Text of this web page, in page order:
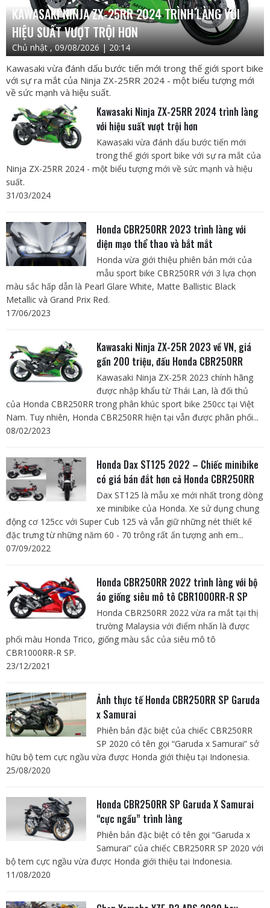
KAWASAKI NINJA ZX-25RR 2024 TRÌNH LÀNG VỚI
HIỆU SUẤT VƯỢT TRỘI HƠN
Chủ nhật , 09/08/2026 | 20:14
Kawasaki vừa đánh dấu bước tiến mới trong thế giới sport bike
với sự ra mắt của Ninja ZX-25RR 2024 - một biểu tượng mới
về sức mạnh và hiệu suất.
Kawasaki Ninja ZX-25RR 2024 trình làng
với hiệu suất vượt trội hơn
Kawasaki vừa đánh dấu bước tiến mới
trong thế giới sport bike với sự ra mắt của
Ninja ZX-25RR 2024 - một biểu tượng mới về sức mạnh và hiệu
suất.
31/03/2024
Honda CBR250RR 2023 trình làng với
diện mạo thể thao và bắt mắt
Honda vừa giới thiệu phiên bản mới của
mẫu sport bike CBR250RR với 3 lựa chọn
màu sắc hấp dẫn là Pearl Glare White, Matte Ballistic Black
Metallic và Grand Prix Red.
17/06/2023
Kawasaki Ninja ZX-25R 2023 về VN, giá
gần 200 triệu, đấu Honda CBR250RR
Kawasaki Ninja ZX-25R 2023 chính hãng
được nhập khẩu từ Thái Lan, là đối thủ
của Honda CBR250RR trong phân khúc sport bike 250cc tại Việt
Nam. Tuy nhiên, Honda CBR250RR hiện tại vẫn được phân phối...
08/02/2023
Honda Dax ST125 2022 – Chiếc minibike
có giá bán đắt hơn cả Honda CBR250RR
Dax ST125 là mẫu xe mới nhất trong dòng
xe minibike của Honda. Xe sử dụng chung
động cơ 125cc với Super Cub 125 và vẫn giữ những nét thiết kế
đặc trưng từ những năm 60 - 70 trông rất ấn tượng anh em...
07/09/2022
Honda CBR250RR 2022 trình làng với bộ
áo giống siêu mô tô CBR1000RR-R SP
Honda CBR250RR 2022 vừa ra mắt tại thị
trường Malaysia với điểm nhấn là được
phối màu Honda Trico, giống màu sắc của siêu mô tô
CBR1000RR-R SP.
23/12/2021
Ảnh thực tế Honda CBR250RR SP Garuda
x Samurai
Phiên bản đặc biệt của chiếc CBR250RR
SP 2020 có tên gọi “Garuda x Samurai” sở
hữu bộ tem cực ngầu vừa được Honda giới thiệu tại Indonesia.
25/08/2020
Honda CBR250RR SP Garuda X Samurai
“cực ngầu” trình làng
Phiên bản đặc biệt có tên gọi “Garuda x
Samurai” của chiếc CBR250RR SP 2020 với
bộ tem cực ngầu vừa được Honda giới thiệu tại Indonesia.
11/08/2020